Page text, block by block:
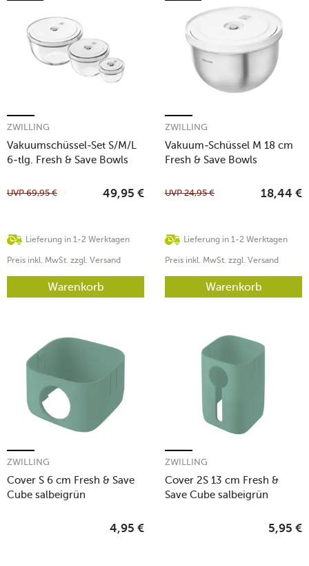
Vakuumschüssel-Set S/M/L
6-tlg. Fresh & Save Bowls
ZWILLING
Lieferung in 1-2 Werktagen
UVP69,95 € 49,95 €
Preis inkl. MwSt. zzgl. Versand
Warenkorb
Vakuum-Schüssel M 18 cm
Fresh & Save Bowls
ZWILLING
Lieferung in 1-2 Werktagen
UVP24,95 € 18,44 €
Preis inkl. MwSt. zzgl. Versand
Warenkorb
Cover S 6 cm Fresh & Save
Cube salbeigrün
ZWILLING
4,95 €
Cover 2S 13 cm Fresh &
Save Cube salbeigrün
ZWILLING
5,95 €